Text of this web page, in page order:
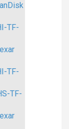
TF-
TF-
TF-